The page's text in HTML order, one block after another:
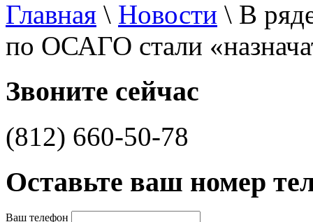
Главная \ Новости \ В
по ОСАГО стали
Звоните сейчас
(812) 660-50-78
Оставьте ваш номер
Ваш телефон